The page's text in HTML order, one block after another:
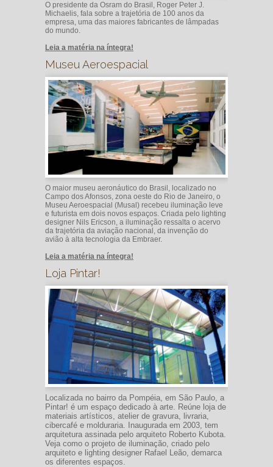
O presidente da Osram do Brasil, Roger Peter J.
Michaelis, fala sobre a trajetória de 100 anos da
empresa, uma das maiores fabricantes de lâmpadas
do mundo.
Leia a matéria na íntegra!
Museu Aeroespacial
O maior museu aeronáutico do Brasil, localizado no
Campo dos Afonsos, zona oeste do Rio de Janeiro, o
Museu Aeroespacial (Musal) recebeu iluminação leve
e futurista em dois novos espaços. Criada pelo lighting
designer Nils Ericson, a iluminação ressalta o acervo
da trajetória da aviação nacional, da invenção do
avião à alta tecnologia da Embraer.
Leia a matéria na íntegra!
Loja Pintar!
Localizada no bairro da Pompéia, em São Paulo, a
Pintar! é um espaço dedicado à arte. Reúne loja de
materiais artísticos, atelier de gravura, livraria,
cibercafé e molduraria. Inaugurada em 2003, tem
arquitetura assinada pelo arquiteto Roberto Kubota.
Veja como o projeto de iluminação, criado pelo
arquiteto e lighting designer Rafael Leão, demarca
os diferentes espaços.